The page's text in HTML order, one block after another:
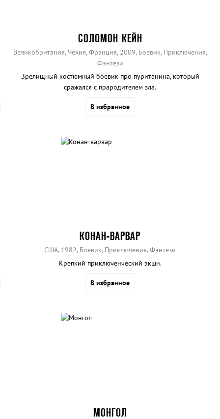
СОЛОМОН КЕЙН
Великобритания, Чехия, Франция, 2009, Боевик, Приключения,
Фэнтези
Зрелищный костюмный боевик про пуританина, который
сражался с прародителем зла.
В избранное
КОНАН-ВАРВАР
США, 1982, Боевик, Приключения, Фэнтези
Крепкий приключенческий экшн.
В избранное
МОНГОЛ